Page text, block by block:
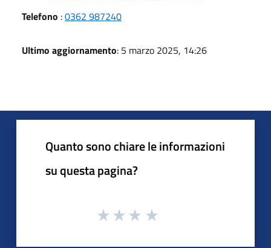
Telefono :0362 987240
Ultimo aggiornamento: 5 marzo 2025, 14:26
Quanto sono chiare le informazioni
su questa pagina?